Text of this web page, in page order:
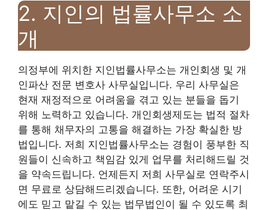
2. 지인의 법률사무소 소
개
의정부에 위치한 지인법률사무소는 개인회생 및 개
인파산 전문 변호사 사무실입니다. 우리 사무실은
현재 재정적으로 어려움을 겪고 있는 분들을 돕기
위해 노력하고 있습니다. 개인회생제도는 법적 절차
를 통해 채무자의 고통을 해결하는 가장 확실한 방
법입니다. 저희 지인법률사무소는 경험이 풍부한 직
원들이 신속하고 책임감 있게 업무를 처리해드릴 것
을 약속드립니다. 언제든지 저희 사무실로 연락주시
면 무료로 상담해드리겠습니다. 또한, 어려운 시기
에도 믿고 맡길 수 있는 법무법인이 될 수 있도록 최